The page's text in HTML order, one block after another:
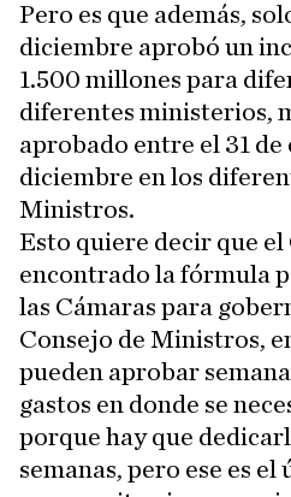
Pero es que además,
diciembre aprobó un
1.500 millones para
diferentes ministerios,
aprobado entre el 31 de
diciembre en los
Ministros.
Esto quiere decir que el
encontrado la fórmula
las Cámaras para
Consejo de Ministros,
pueden aprobar
gastos en donde se
porque hay que
semanas, pero ese es